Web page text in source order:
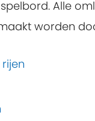
Alle
worden